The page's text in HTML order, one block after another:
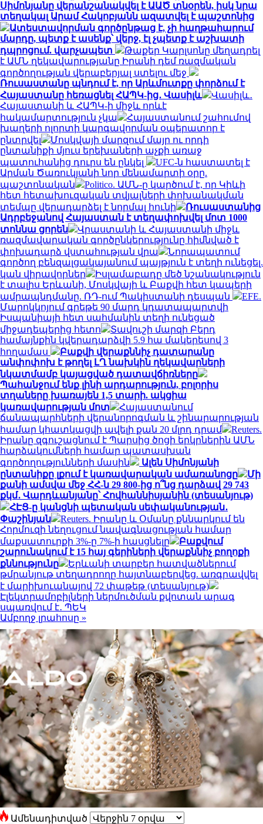
Սիմոնյանը վերանշանակվել է ԱԱԾ տնօրեն, իսկ նրա
տեղակալ Արամ Հակոբյանն ազատվել է պաշտոնից
Ատեստավորման գործընթաց է, չի հաղթահարում
մարդը, պետք է ասենք՝ վերջ, էլ չպետք է աշխատի
դպրոցում. վարչապետ
Թաքեր Կարլսոնը մեղադրել
է ԱՄՆ ղեկավարությանը Իրանի դեմ ռազմական
գործողության վերաբերյալ ստելու մեջ
Ռուսաստանը պնդում է, որ Արևմուտքը փորձում է
Հայաստանը հեռացնել ՀԱՊԿ-ից․ Վասիլև
Վասիլև․
Հայաստանի և ՀԱՊԿ-ի միջև որևէ
հակամարտություն չկա
Հայաստանում շահումով
խաղերի ոլորտի կարգավորման օպերատոր է
ընտրվել
Մոսկվայի մարզում մայր ու որդի
ընտանիքի մյուս երեխաների աչքի առաջ
պատուհանից դուրս են ընկել
UFC-ն հաստատել է
Արման Ծառուկյանի նոր մենամարտի օրը.
պաշտոնական
Politico. ԱՄՆ-ը կարծում է, որ Կիևի
հետ հետախուզական տվյալների փոխանակման
տեմպը վերադարձել է նորմալ հունի
Ռուսաստանից
Ադրբեջանով Հայաստան է տեղափոխվել մոտ 1000
տոննա ցորեն
Վրաստանի և Հայաստանի միջև
ռազմավարական գործընկերությունը հիմնված է
փոխադարձ վստահության վրա
Նորապատում
գործող բենզալցակայանում պայթյուն է տեղի ունեցել.
կան վիրավորներ
Իսլամաբադը մեծ նշանակություն
է տալիս Երևանի, Մոսկվայի և Բաքվի հետ կապերի
ամրապնդմանը. ՌԴ-ում Պակիստանի դեսպան
EFE.
Մարոկկոյում գրեթե 90 մարդ կդատապարտվի
Իսպանիայի հետ սահմանին տեղի ունեցած
միջադեպերից հետո
Տավուշի մարզի Բերդ
համայնքին կվերադարձվի 5.9 հա մակերեսով 3
հողամաս
Բաքվի վերաքննիչ դատարանը
անփոփոխ է թողել ԼՂ նախկին ղեկավարների
նկատմամբ կայացված դատավճիռները
Պահանջում ենք լինի արդարություն, բոլորիս
տղաները խառայեն 1,5 տարի. ակցիա
կառավարության մոտ
Հայաստանում
ճանապարհների վերանորոգման և շինարարության
համար կհատկացվի ավելի քան 20 մլրդ դրամ
Reuters.
Իրանը զգուշացնում է Պարսից ծոցի երկրներին ԱՄՆ
հարձակումների համար պատասխան
գործողությունների մասին
Ալեն Սիմոնյանի
ընտանիքը լքում է կառավարական ամառանոցը
Մի
քանի ամսվա մեջ ՀՀ-ն 29 800-ից ո՞նց դարձավ 29 743
քկմ․ Վարդևանյանը՝ Հովհաննիսյանին (տեսանյութ)
ՀԷՑ-ը կանցնի պետական սեփականության․
Փաշինյան
Reuters. Իրանը և Օմանը քննարկում են
Հորմուզի նեղուցում նավագնացության համար
մաքսատուրքի 3%-ը 7%-ի հասցնելը
Բաքվում
շարունակում է 15 հայ գերիների վերաքննիչ բողոքի
քննությունը
Երևանի տարբեր հատվածներում
թմրանյութ տեղադրողը հայտնաբերվեց. առգրավվել
է մարիխուանայով 72 փաթեթ (տեսանյութ)
Էլեկտրամոբիլների ներմուծման քվոտան արագ
սպառվում է․ ՊԵԿ
Ամբողջ լրահոսը »
Ամենադիտված